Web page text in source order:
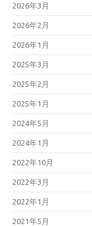
2026年3月
2026年2月
2026年1月
2025年3月
2025年2月
2025年1月
2024年5月
2024年1月
2022年10月
2022年3月
2022年1月
2021年5月